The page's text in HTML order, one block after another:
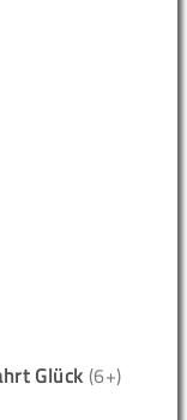
Glück (6+)